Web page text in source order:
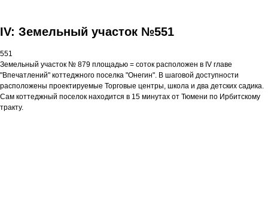
IV: Земельный участок №551
551
Земельный участок № 879 площадью = соток расположен в IV главе
"Впечатлений" коттеджного поселка "Онегин". В шаговой доступности
расположены проектируемые Торговые центры, школа и два детских садика.
Сам коттеджный поселок находится в 15 минутах от Тюмени по Ирбитскому
тракту.